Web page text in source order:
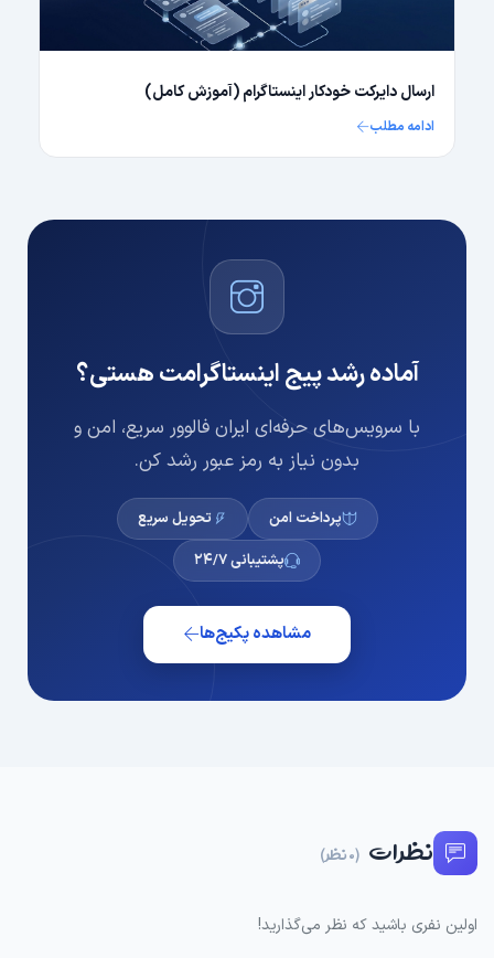
ارسال دایرکت خودکار اینستاگرام (آموزش کامل)
ادامه مطلب
آماده رشد پیج اینستاگرامت هستی؟
با سرویس‌های حرفه‌ای ایران فالوور سریع، امن و
بدون نیاز به رمز عبور رشد کن.
پرداخت امن
تحویل سریع
پشتیبانی ۲۴/۷
مشاهده پکیج‌ها
نظرات (0 نظر)
اولین نفری باشید که نظر می‌گذارید!